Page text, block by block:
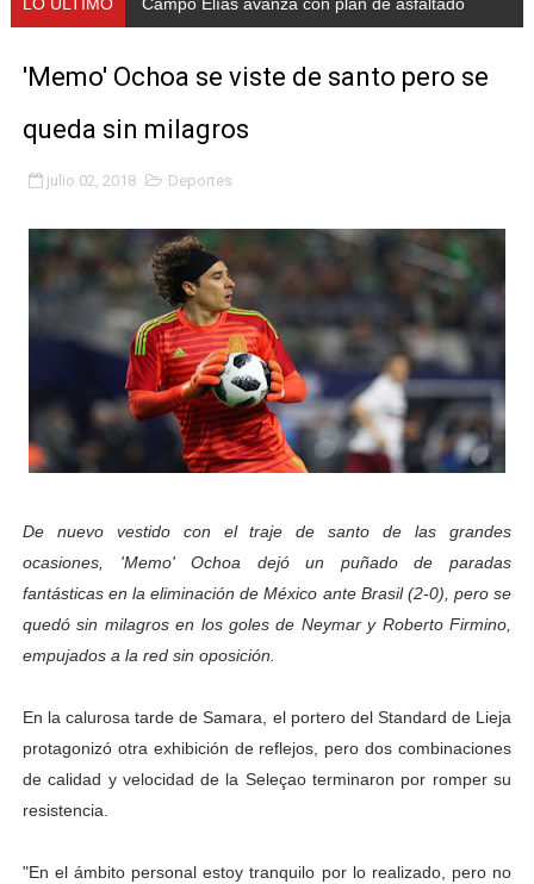
Fundecem ofrece taller de bordado en punto de cruz
Gobierno bolivariano avanza en la transformación del
Hospital universitario muestra sus avances en visita
Instituto Nacional de Nutrición celebra Semana
Gobernación de Mérida fortalece el desarrollo
Corposalud inició talleres para aspirantes al curso de
Fortalecen formación académica de médicos en
Fortaleciendo la economía comunal en El Vigía con
Fundecem inició con éxito el taller vacacional de
Plan Vacacional "Venezuela Ríe 2026" brinda
Iniciación al yoga reúne a diversos clubes deportivos
LO ÚLTIMO Campo Elías avanza con plan de asfaltado
'Memo' Ochoa se viste de santo pero se
queda sin milagros
julio 02, 2018 Deportes
De nuevo vestido con el traje de santo de las grandes
ocasiones, 'Memo' Ochoa dejó un puñado de paradas
fantásticas en la eliminación de México ante Brasil (2-0), pero se
quedó sin milagros en los goles de Neymar y Roberto Firmino,
empujados a la red sin oposición.
En la calurosa tarde de Samara, el portero del Standard de Lieja
protagonizó otra exhibición de reflejos, pero dos combinaciones
de calidad y velocidad de la Seleçao terminaron por romper su
resistencia.
"En el ámbito personal estoy tranquilo por lo realizado, pero no